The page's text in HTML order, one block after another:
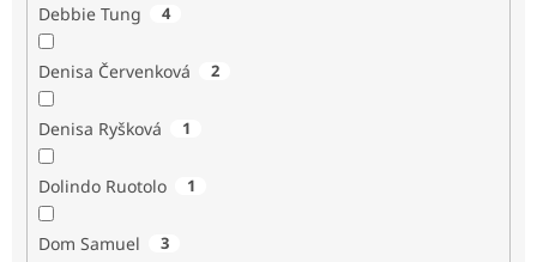
Debbie Tung 4
Denisa Červenková 2
Denisa Ryšková 1
Dolindo Ruotolo 1
Dom Samuel 3